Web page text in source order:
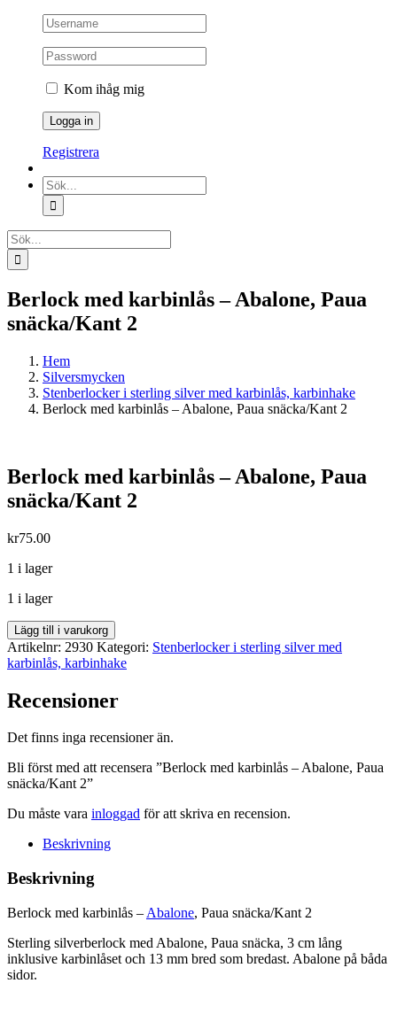
Kom ihåg mig
Registrera
Sök
efter:
Sök
efter:
Berlock med karbinlås – Abalone, Paua
snäcka/Kant 2
Hem
Silversmycken
Stenberlocker i sterling silver med karbinlås, karbinhake
Berlock med karbinlås – Abalone, Paua snäcka/Kant 2
Berlock med karbinlås – Abalone, Paua
snäcka/Kant 2
kr75.00
1 i lager
1 i lager
Berlock
med
karbinlås
Abalone,
Paua
2
Lägg till i varukorg
Artikelnr: 2930 Kategori: Stenberlocker i sterling silver med
karbinlås, karbinhake
Recensioner
Det finns inga recensioner än.
Bli först med att recensera ”Berlock med karbinlås – Abalone, Paua
snäcka/Kant 2”
Du måste vara inloggad för att skriva en recension.
Beskrivning
Beskrivning
Berlock med karbinlås – Abalone, Paua snäcka/Kant 2
Sterling silverberlock med Abalone, Paua snäcka, 3 cm lång
inklusive karbinlåset och 13 mm bred som bredast. Abalone på båda
sidor.